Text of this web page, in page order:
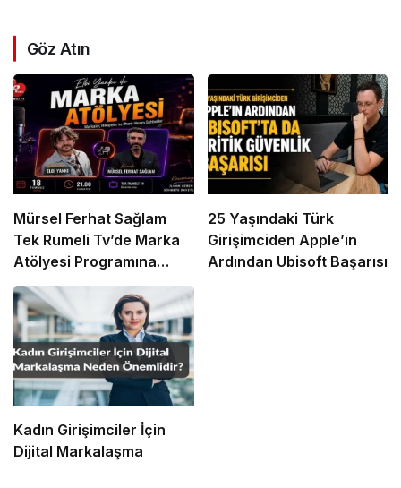
Göz Atın
Mürsel Ferhat Sağlam
Tek Rumeli Tv’de Marka
Atölyesi Programına
Konuk Oldu
25 Yaşındaki Türk
Girişimciden Apple’ın
Ardından Ubisoft Başarısı
Kadın Girişimciler İçin
Dijital Markalaşma